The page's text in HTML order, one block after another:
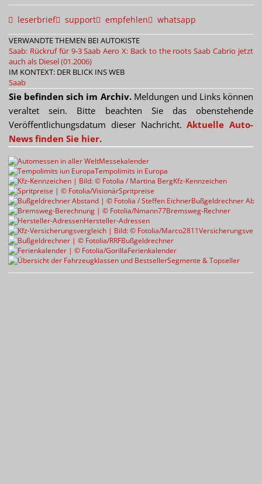
leserbrief support empfehlen whatsapp
VERWANDTE THEMEN BEI AUTOKISTE
Saab: Rückruf für 9-3 Saab Aero X: Back to the roots Saab Cabrio jetzt
auch als Diesel (01.2006)
IM KONTEXT: DER BLICK INS WEB
Saab
Sie befinden sich im Archiv.Meldungen und Links können
veraltet sein. Bitte beachten Sie das obenstehende
Veröffentlichungsdatum dieser Nachricht.Aktuelle Auto-
News finden Sie hier.
Messekalender
Tempolimits in Europa
Kfz-Kennzeichen
Spritpreise
Bußgeldrechner
Bremsweg-Rechner
Hersteller-Adressen
Bußgeldrechner
Ferienkalender
Segmente & Topseller